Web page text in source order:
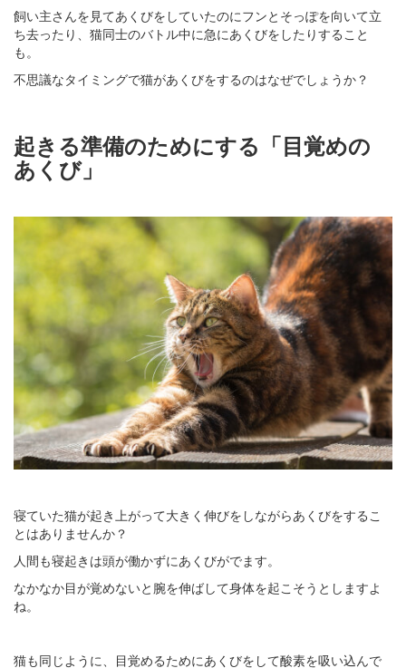
飼い主さんを見てあくびをしていたのにフンとそっぽを向いて立
ち去ったり、猫同士のバトル中に急にあくびをしたりすること
も。
不思議なタイミングで猫があくびをするのはなぜでしょうか？
起きる準備のためにする「目覚めの
あくび」
寝ていた猫が起き上がって大きく伸びをしながらあくびをするこ
とはありませんか？
人間も寝起きは頭が働かずにあくびがでます。
なかなか目が覚めないと腕を伸ばして身体を起こそうとしますよ
ね。
猫も同じように、目覚めるためにあくびをして酸素を吸い込んで